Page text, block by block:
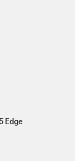
Edge